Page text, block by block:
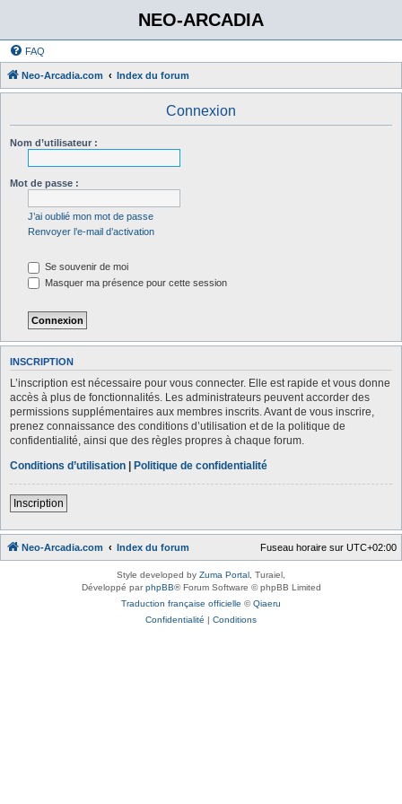
NEO-ARCADIA
FAQ
Neo-Arcadia.com Index du forum
Connexion
Nom d’utilisateur :
Mot de passe :
J’ai oublié mon mot de passe
Renvoyer l’e-mail d’activation
Se souvenir de moi
Masquer ma présence pour cette session
INSCRIPTION
L’inscription est nécessaire pour vous connecter. Elle est rapide et vous donne
accès à plus de fonctionnalités. Les administrateurs peuvent accorder des
permissions supplémentaires aux membres inscrits. Avant de vous inscrire,
prenez connaissance des conditions d’utilisation et de la politique de
confidentialité, ainsi que des règles propres à chaque forum.
Conditions d’utilisation | Politique de confidentialité
Inscription
Neo-Arcadia.com Index du forum Fuseau horaire sur UTC+02:00
Style developed by Zuma Portal , Turaiel,
Développé parphpBB® Forum Software © phpBB Limited
Traduction française officielle ©Qiaeru
Confidentialité | Conditions